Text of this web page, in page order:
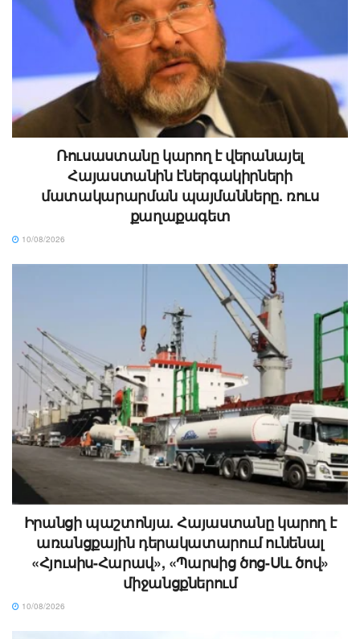
Ռուսաստանը կարող է վերանայել
Հայաստանին էներգակիրների
մատակարարման պայմանները. ռուս
քաղաքագետ
10/08/2026
Իրանցի պաշտոնյա. Հայաստանը կարող է
առանցքային դերակատարում ունենալ
«Հյուսիս-Հարավ», «Պարսից ծոց-Սև ծով»
միջանցքներում
10/08/2026